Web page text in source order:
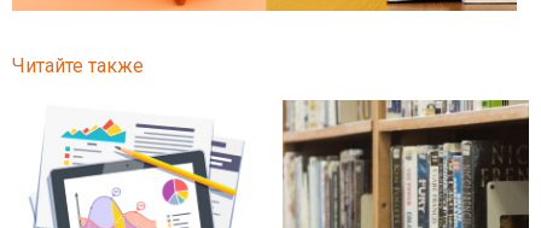
Читайте также